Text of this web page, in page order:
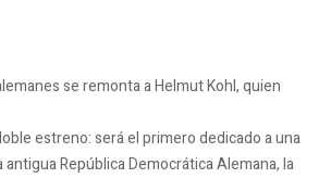
se remonta a Helmut Kohl, quien
estreno: será el primero dedicado a una
República Democrática Alemana, la